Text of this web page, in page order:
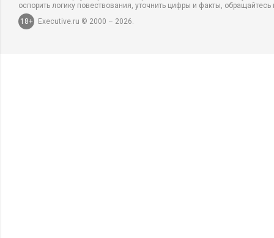
оспорить логику повествования, уточнить цифры и факты,
18+
Executive.ru © 2000 – 2026.